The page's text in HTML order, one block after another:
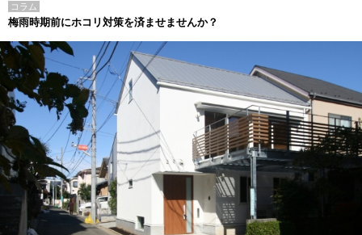
コラム
梅雨時期前にホコリ対策を済ませませんか？